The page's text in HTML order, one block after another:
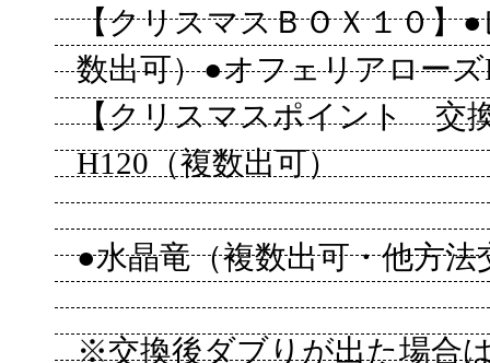
【クリスマスＢＯＸ１０】
数出可）●オフェリアロー
【クリスマスポイント 交
H120（複数出可）
●水晶竜（複数出可・他方法
※交換後ダブりが出た場合